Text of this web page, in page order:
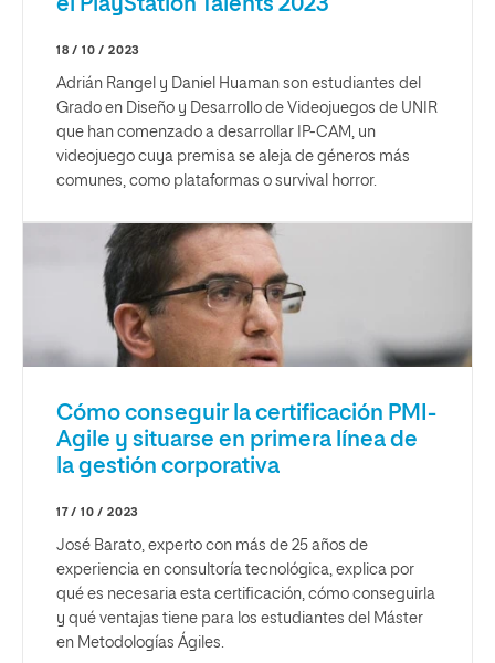
18 / 10 / 2023
Adrián Rangel y Daniel Huaman son estudiantes del
Grado en Diseño y Desarrollo de Videojuegos de UNIR
que han comenzado a desarrollar IP-CAM, un
videojuego cuya premisa se aleja de géneros más
comunes, como plataformas o survival horror.
Cómo conseguir la certificación PMI-
Agile y situarse en primera línea de
la gestión corporativa
17 / 10 / 2023
José Barato, experto con más de 25 años de
experiencia en consultoría tecnológica, explica por
qué es necesaria esta certificación, cómo conseguirla
y qué ventajas tiene para los estudiantes del Máster
en Metodologías Ágiles.